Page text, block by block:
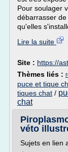
Pour soulager
débarrasser
qu'elles
Lire la suite
Site : https://
Thèmes liés :
puce et tique
tiques chat /
chat
véto
Sujets en lien